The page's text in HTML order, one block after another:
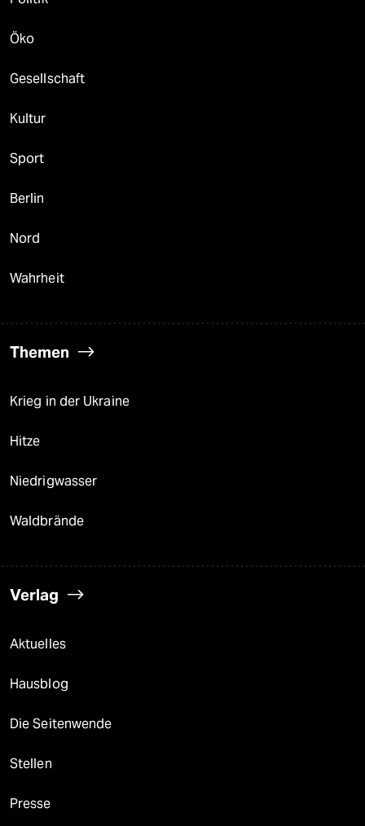
Öko
Gesellschaft
Kultur
Sport
Berlin
Nord
Wahrheit
Themen
Krieg in der Ukraine
Hitze
Niedrigwasser
Waldbrände
Verlag
Aktuelles
Hausblog
Die Seitenwende
Stellen
Presse